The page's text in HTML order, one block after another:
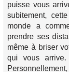
puisse vous
subitement,
monde a
prendre ses
même à briser
qui vous arrive.